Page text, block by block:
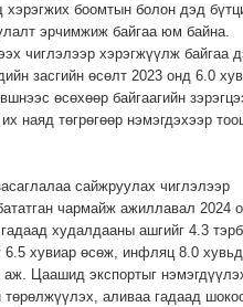
боомтын болон дэд
эрчимжиж байгаа юм байна.
чиглэлээр хэрэгжүүлж байгаа
засгийн өсөлт 2023 онд 6.0
өсөхөөр байгаагийн
наяд төгрөгөөр нэмэгдэхээр
сайжруулах чиглэлээр
чармайж ажиллавал 2024
худалдааны ашгийг 4.3
6.5 хувиар өсөж, инфляц 8.0 хувьд
аж. Цаашид экспортыг
аливаа гадаад